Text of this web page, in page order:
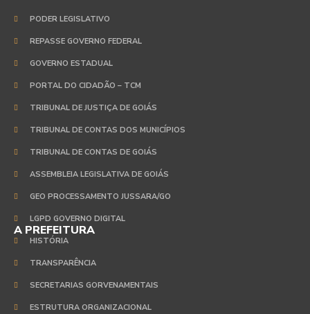
PODER LEGISLATIVO
REPASSE GOVERNO FEDERAL
GOVERNO ESTADUAL
PORTAL DO CIDADÃO – TCM
TRIBUNAL DE JUSTIÇA DE GOIÁS
TRIBUNAL DE CONTAS DOS MUNICÍPIOS
TRIBUNAL DE CONTAS DE GOIÁS
ASSEMBLEIA LEGISLATIVA DE GOIÁS
GEO PROCESSAMENTO JUSSARA/GO
LGPD GOVERNO DIGITAL
A PREFEITURA
HISTÓRIA
TRANSPARÊNCIA
SECRETARIAS GORVENAMENTAIS
ESTRUTURA ORGANIZACIONAL